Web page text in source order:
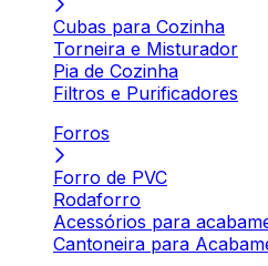
Cubas para Cozinha
Torneira e Misturador
Pia de Cozinha
Filtros e Purificadores
Forros
Forro de PVC
Rodaforro
Acessórios para
Cantoneira para